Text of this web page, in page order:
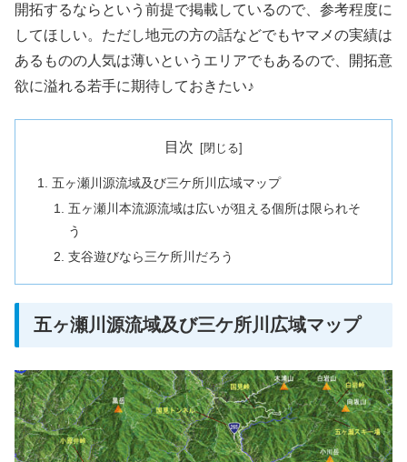
開拓するならという前提で掲載しているので、参考程度に
してほしい。ただし地元の方の話などでもヤマメの実績は
あるものの人気は薄いというエリアでもあるので、開拓意
欲に溢れる若手に期待しておきたい♪
目次
五ヶ瀬川源流域及び三ケ所川広域マップ
五ヶ瀬川本流源流域は広いが狙える個所は限られそ
う
支谷遊びなら三ケ所川だろう
五ヶ瀬川源流域及び三ケ所川広域マップ